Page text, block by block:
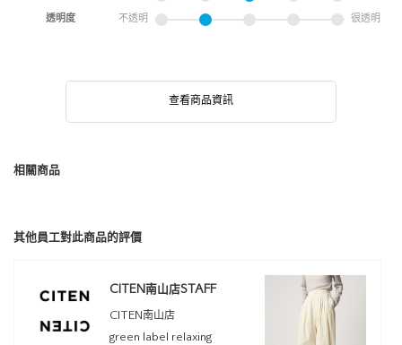
透明度 不透明 很透明
查看商品資訊
相關商品
其他員工對此商品的評價
CITEN南山店STAFF
CITEN南山店
green label relaxing